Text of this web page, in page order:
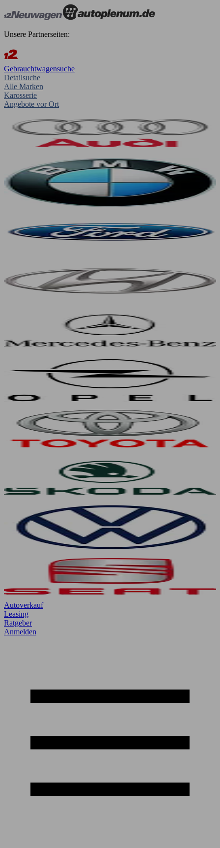
Unsere Partnerseiten:
Gebrauchtwagensuche
Detailsuche
Alle Marken
Karosserie
Angebote vor Ort
Autoverkauf
Leasing
Ratgeber
Anmelden